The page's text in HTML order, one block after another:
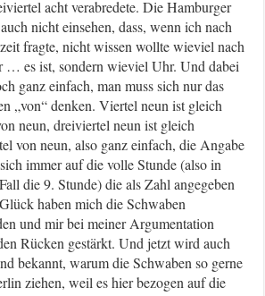
acht verabredete. Die Hamburger
nicht einsehen, dass, wenn ich nach
fragte, nicht wissen wollte wieviel nach
… es ist, sondern wieviel Uhr. Und dabei
ganz einfach, man muss sich nur das
„von“ denken. Viertel neun ist gleich
neun, dreiviertel neun ist gleich
von neun, also ganz einfach, die Angabe
immer auf die volle Stunde (also in
die 9. Stunde) die als Zahl angegeben
haben mich die Schwaben
und mir bei meiner Argumentation
Rücken gestärkt. Und jetzt wird auch
bekannt, warum die Schwaben so gerne
ziehen, weil es hier bezogen auf die